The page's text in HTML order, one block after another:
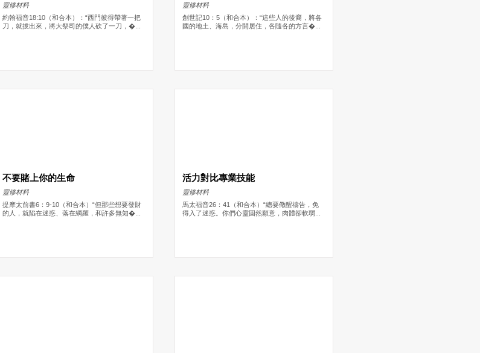
靈修材料
約翰福音18:10（和合本）：“西門彼得帶著一把
刀，就拔出來，將大祭司的僕人砍了一刀，�...
靈修材料
創世記10：5（和合本）：“這些人的後裔，將各
國的地土、海島，分開居住，各隨各的方言�...
不要賭上你的生命
靈修材料
提摩太前書6：9-10（和合本）“但那些想要發財
的人，就陷在迷惑、落在網羅，和許多無知�...
活力對比專業技能
靈修材料
馬太福音26：41（和合本）“總要儆醒禱告，免
得入了迷惑。你們心靈固然願意，肉體卻軟弱...